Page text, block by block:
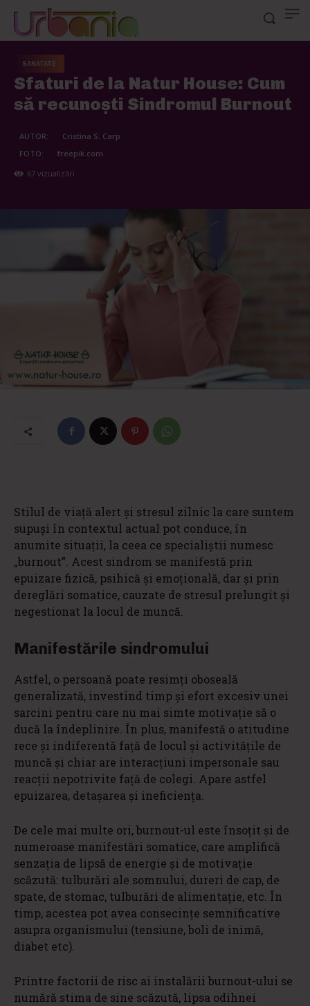
SANATATE
Sfaturi de la Natur House: Cum
să recunoști Sindromul Burnout
AUTOR:
Cristina S. Carp
FOTO:
freepik.com
67 vizualizări
Stilul de viață alert și stresul zilnic la care suntem
supuși în contextul actual pot conduce, în
anumite situații, la ceea ce specialiștii numesc
„burnout”. Acest sindrom se manifestă prin
epuizare fizică, psihică și emoțională, dar și prin
dereglări somatice, cauzate de stresul prelungit și
negestionat la locul de muncă.
Manifestările sindromului
Astfel, o persoană poate resimți oboseală
generalizată, investind timp și efort excesiv unei
sarcini pentru care nu mai simte motivație să o
ducă la îndeplinire. În plus, manifestă o atitudine
rece și indiferentă față de locul și activitățile de
muncă și chiar are interacțiuni impersonale sau
reacții nepotrivite față de colegi. Apare astfel
epuizarea, detașarea și ineficiența.
De cele mai multe ori, burnout-ul este însoțit și de
numeroase manifestări somatice, care amplifică
senzația de lipsă de energie și de motivație
scăzută: tulburări ale somnului, dureri de cap, de
spate, de stomac, tulburări de alimentație, etc. În
timp, acestea pot avea consecințe semnificative
asupra organismului (tensiune, boli de inimă,
diabet etc).
Printre factorii de risc ai instalării burnout-ului se
numără stima de sine scăzută, lipsa odihnei